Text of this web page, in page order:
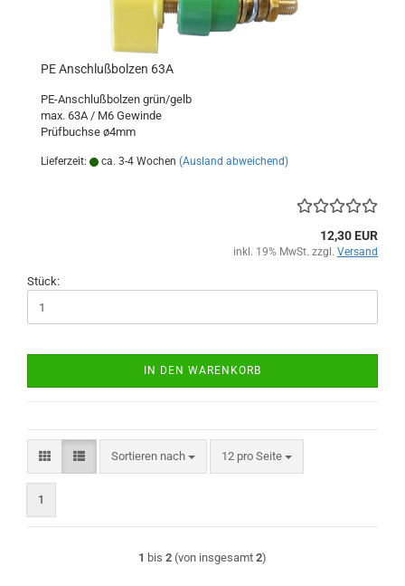
PE Anschlußbolzen 63A
PE-Anschlußbolzen grün/gelb
max. 63A / M6 Gewinde
Prüfbuchse ø4mm
Lieferzeit: ca. 3-4 Wochen (Ausland abweichend)
12,30 EUR
inkl. 19% MwSt. zzgl. Versand
Stück:
IN DEN WARENKORB
Sortieren nach
Sortieren nach 12 pro Seite
pro Seite
1
1 bis 2 (von insgesamt 2)